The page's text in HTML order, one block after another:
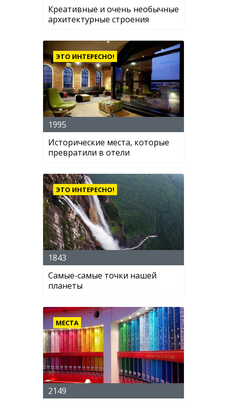
Креативные и очень необычные
архитектурные строения
ЭТО ИНТЕРЕСНО!
1995
Исторические места, которые
превратили в отели
ЭТО ИНТЕРЕСНО!
1843
Самые-самые точки нашей
планеты
МЕСТА
2149